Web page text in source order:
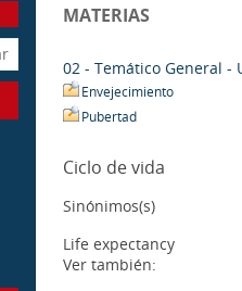
MATERIAS
02 - Temático General -
Envejecimiento
Pubertad
Ciclo de vida
Sinónimos(s)
Life expectancy
Ver también: